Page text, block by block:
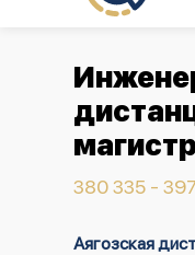
380 335 -
Аягозская